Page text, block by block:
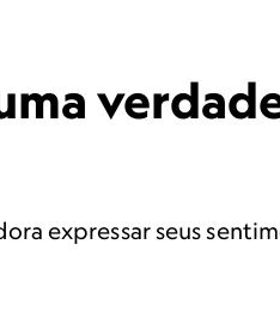
expressar seus